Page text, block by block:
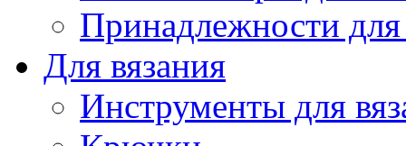
Принадлежности
Для вязания
Инструменты для